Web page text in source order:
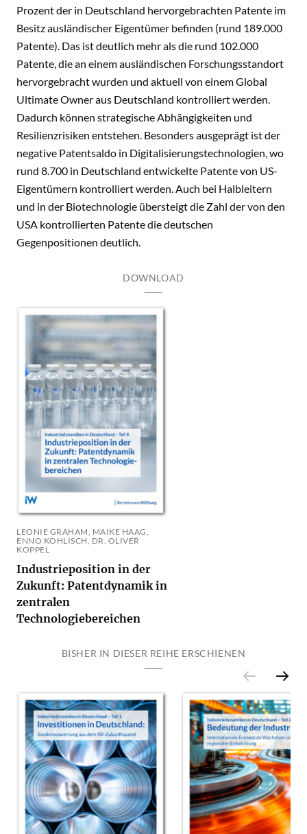
Prozent der in Deutschland hervorgebrachten Patente im
Besitz ausländischer Eigentümer befinden (rund 189.000
Patente). Das ist deutlich mehr als die rund 102.000
Patente, die an einem ausländischen Forschungsstandort
hervorgebracht wurden und aktuell von einem Global
Ultimate Owner aus Deutschland kontrolliert werden.
Dadurch können strategische Abhängigkeiten und
Resilienzrisiken entstehen. Besonders ausgeprägt ist der
negative Patentsaldo in Digitalisierungstechnologien, wo
rund 8.700 in Deutschland entwickelte Patente von US-
Eigentümern kontrolliert werden. Auch bei Halbleitern
und in der Biotechnologie übersteigt die Zahl der von den
USA kontrollierten Patente die deutschen
Gegenpositionen deutlich.
DOWNLOAD
LEONIE GRAHAM, MAIKE HAAG,
ENNO KOHLISCH, DR. OLIVER
KOPPEL
Industrieposition in der
Zukunft: Patentdynamik in
zentralen
Technologiebereichen
BISHER IN DIESER REIHE ERSCHIENEN